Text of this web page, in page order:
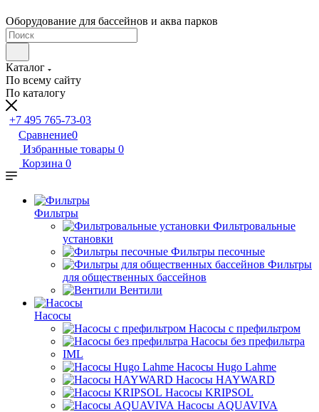
Оборудование для бассейнов и аква парков
Каталог
По всему сайту
По каталогу
+7 495 765-73-03
Сравнение0
Избранные товары 0
Корзина 0
Фильтры
Фильтровальные
установки
Фильтры песочные
Фильтры
для общественных бассейнов
Вентили
Насосы
Насосы с префильтром
Насосы без префильтра
IML
Насосы Hugo Lahme
Насосы HAYWARD
Насосы KRIPSOL
Насосы AQUAVIVA